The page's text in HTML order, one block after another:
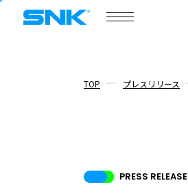
COMPANY
TOP プレスリリース
PRESS RELEASE